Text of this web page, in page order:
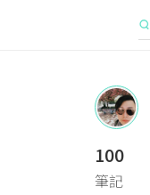
100
筆記